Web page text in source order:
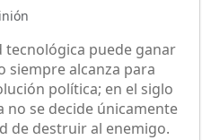
tecnológica puede ganar
siempre alcanza para
política; en el siglo
no se decide únicamente
de destruir al enemigo.